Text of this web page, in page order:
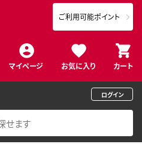
マイページ お気に入り カート
ご利用可能ポイント
ログイン